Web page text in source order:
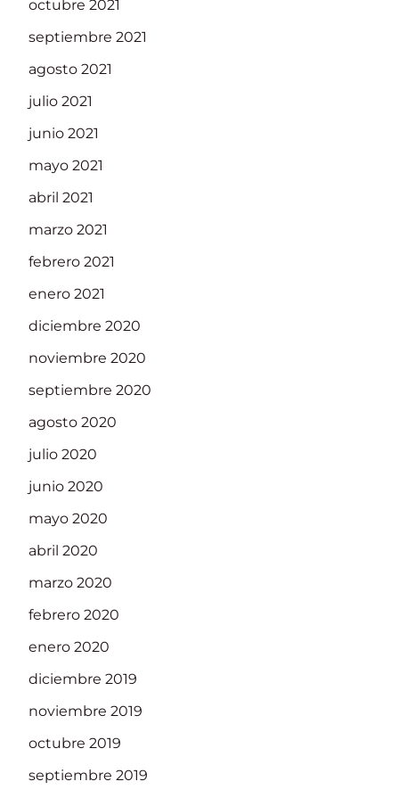
octubre 2021
septiembre 2021
agosto 2021
julio 2021
junio 2021
mayo 2021
abril 2021
marzo 2021
febrero 2021
enero 2021
diciembre 2020
noviembre 2020
septiembre 2020
agosto 2020
julio 2020
junio 2020
mayo 2020
abril 2020
marzo 2020
febrero 2020
enero 2020
diciembre 2019
noviembre 2019
octubre 2019
septiembre 2019